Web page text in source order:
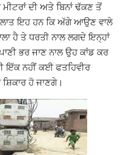
ਦੀ ਅਤੇ ਬਿਨਾਂ ਢੱਕਣ ਤੋਂ
ਇਹ ਹਨ ਕਿ ਅੱਗੇ ਆਉਣ ਵਾਲੇ
ਹੈ ਤੇ ਧਰਤੀ ਨਾਲ ਲਗਦੇ ਇਨ੍ਹਾਂ
ਭਰ ਜਾਣ ਨਾਲ ਉਹ ਕਾਂਡ ਕਰ
ਇੱਕ ਨਹੀਂ ਕਈ ਫਤਹਿਵੀਰ
ਹੋ ਜਾਣਗੇ।